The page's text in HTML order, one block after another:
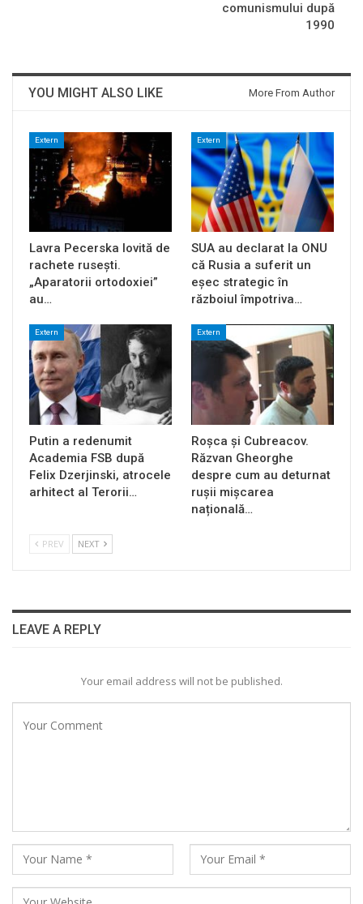
comunismului după
1990
YOU MIGHT ALSO LIKE More From Author
Extern
Lavra Pecerska lovită de
rachete rusești.
„Aparatorii ortodoxiei”
au…
Extern
SUA au declarat la ONU
că Rusia a suferit un
eșec strategic în
războiul împotriva…
Extern
Putin a redenumit
Academia FSB după
Felix Dzerjinski, atrocele
arhitect al Terorii…
Extern
Roșca și Cubreacov.
Răzvan Gheorghe
despre cum au deturnat
rușii mișcarea
națională…
PREV NEXT
LEAVE A REPLY
Your email address will not be published.